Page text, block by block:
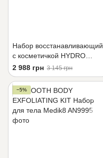
Набор восстанавливающий
с косметичкой HYDRO
REPAIR HAIR SET
2 988 грн 3 145 грн
−5%